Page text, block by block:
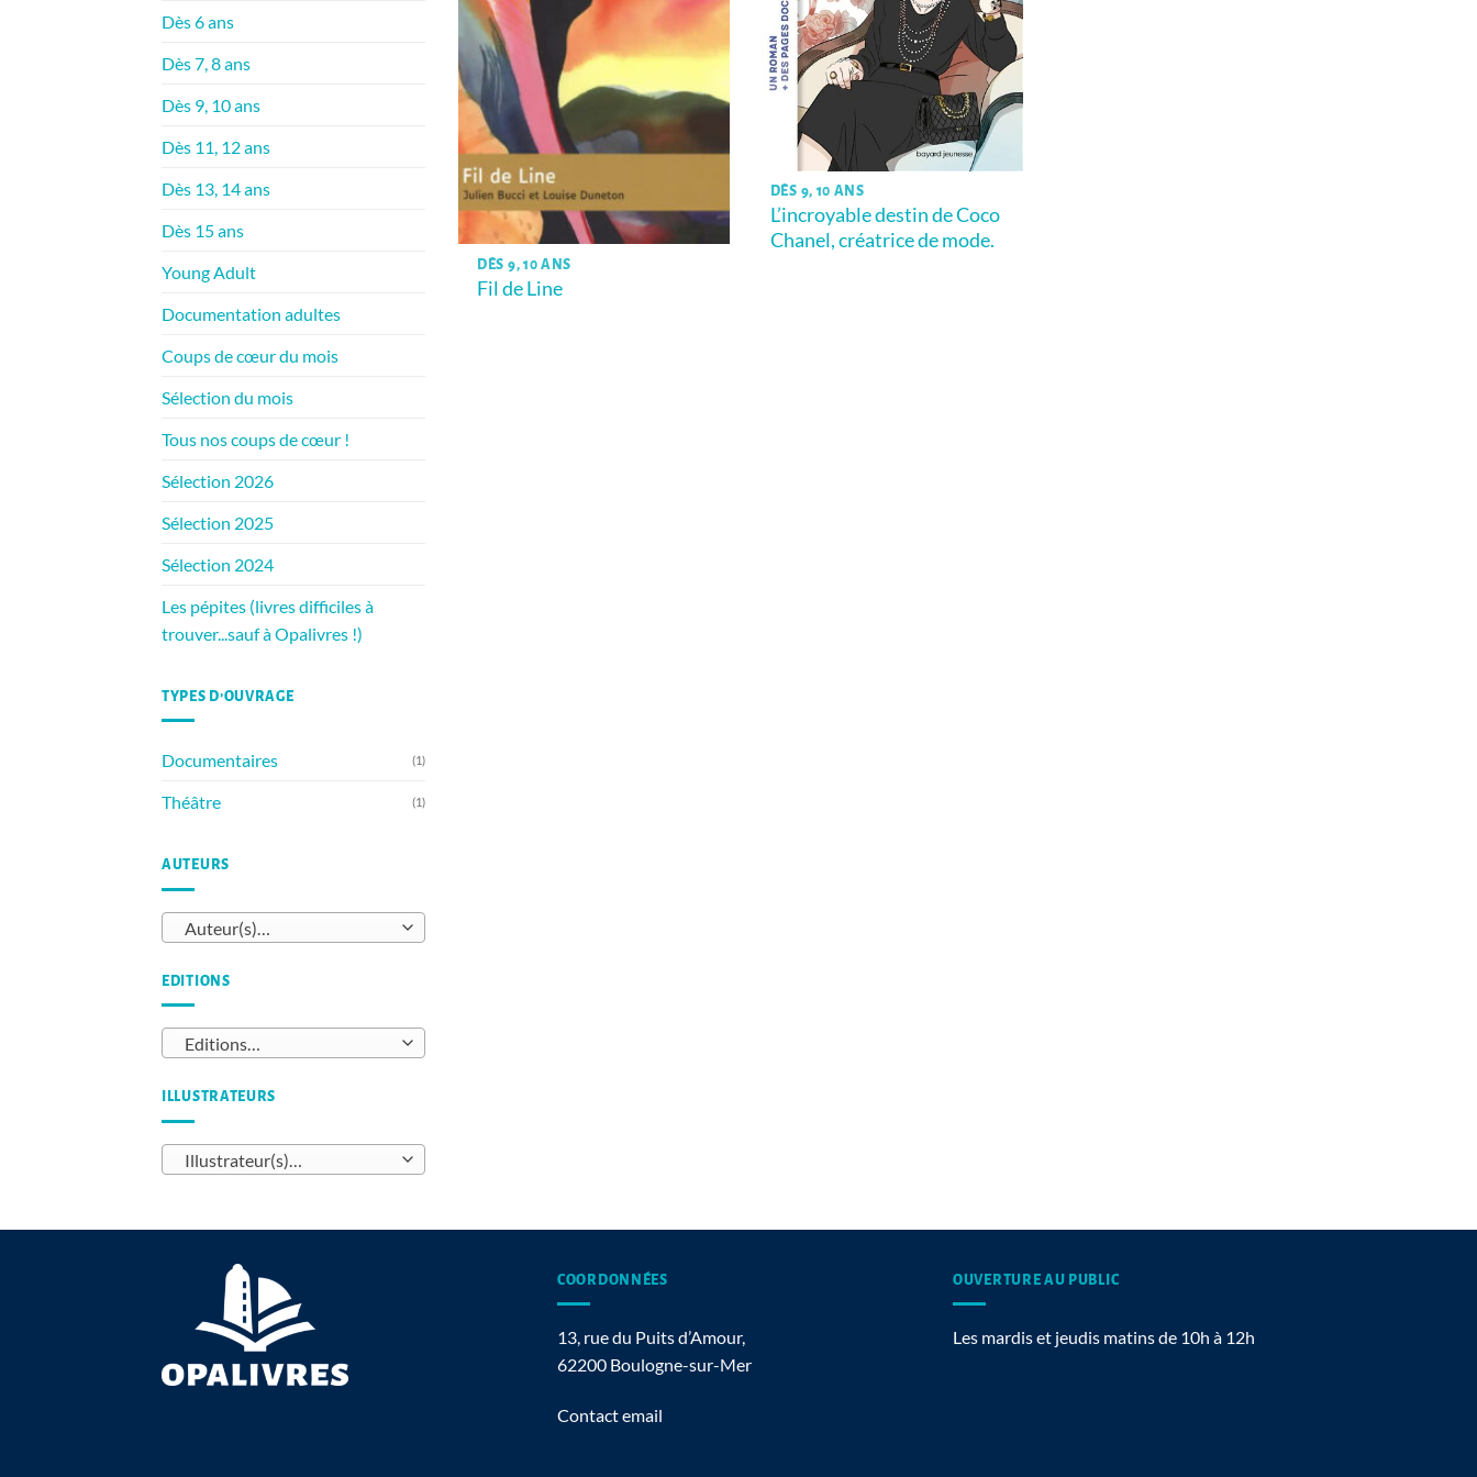
Dès 6 ans
Dès 7, 8 ans
Dès 9, 10 ans
Dès 11, 12 ans
Dès 13, 14 ans
Dès 15 ans
Young Adult
Documentation adultes
Coups de cœur du mois
Sélection du mois
Tous nos coups de cœur !
Sélection 2026
Sélection 2025
Sélection 2024
Les pépites (livres difficiles à
trouver...sauf à Opalivres !)
TYPES D’OUVRAGE
Documentaires (1)
Théâtre (1)
AUTEURS
Auteur(s)…
EDITIONS
Editions…
ILLUSTRATEURS
Illustrateur(s)…
DÈS 9, 10 ANS
Fil de Line
DÈS 9, 10 ANS
L’incroyable destin de Coco
Chanel, créatrice de mode.
COORDONNÉES
13, rue du Puits d’Amour,
62200 Boulogne-sur-Mer
Contact email
OUVERTURE AU PUBLIC
Les mardis et jeudis matins de 10h à 12h